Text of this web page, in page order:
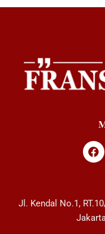
Jl. Kendal No.1,